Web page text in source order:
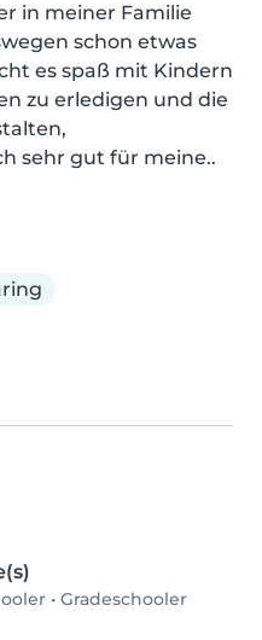
in meiner Familie
schon etwas
es spaß mit Kindern
zu erledigen und die
sehr gut für meine..
• Gradeschooler